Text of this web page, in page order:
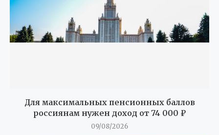
Для максимальных пенсионных баллов
россиянам нужен доход от 74 000 ₽
09/08/2026